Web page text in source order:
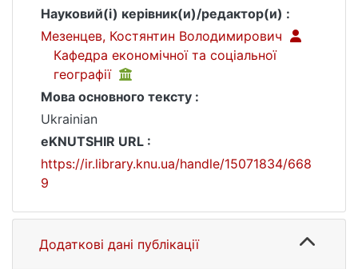
Науковий(і) керівник(и)/редактор(и) :
Мезенцев, Костянтин Володимирович
Кафедра економічної та соціальної
географії
Мова основного тексту :
Ukrainian
eKNUTSHIR URL :
https://ir.library.knu.ua/handle/15071834/668
9
Додаткові дані публікації